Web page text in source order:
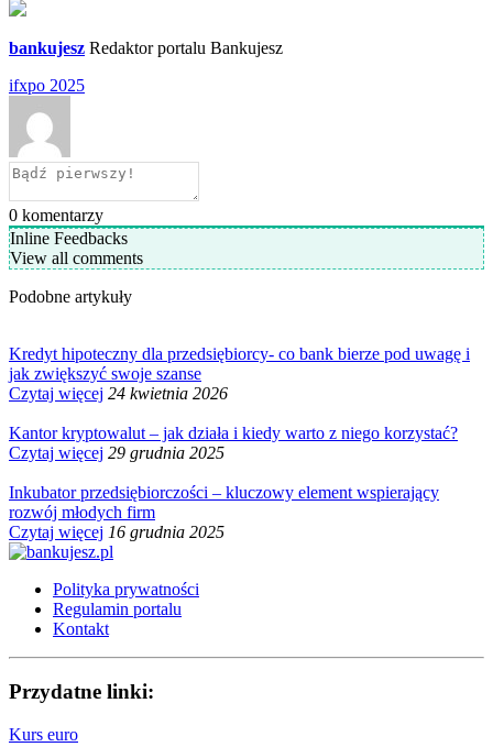
bankujesz Redaktor portalu Bankujesz
ifxpo 2025
0 komentarzy
Inline Feedbacks
View all comments
Podobne artykuły
Kredyt hipoteczny dla przedsiębiorcy- co bank bierze pod uwagę i
jak zwiększyć swoje szanse
Czytaj więcej 24 kwietnia 2026
Kantor kryptowalut – jak działa i kiedy warto z niego korzystać?
Czytaj więcej 29 grudnia 2025
Inkubator przedsiębiorczości – kluczowy element wspierający
rozwój młodych firm
Czytaj więcej 16 grudnia 2025
Polityka prywatności
Regulamin portalu
Kontakt
Przydatne linki:
Kurs euro